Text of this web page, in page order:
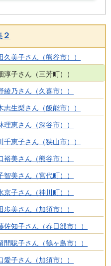
美子さん（熊谷市））
子さん（三芳町））
乃さん（久喜市））
生梨さん（飯能市））
恵さん（深谷市））
恵子さん（狭山市））
美さん（熊谷市））
美さん（宮代町））
子さん（神川町））
美さん（加須市））
知子さん（春日部市））
聡子さん（鶴ヶ島市））
子さん（加須市））